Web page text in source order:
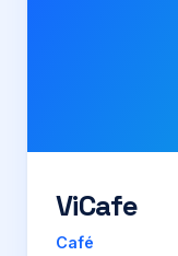
PreiseViCafe
Café